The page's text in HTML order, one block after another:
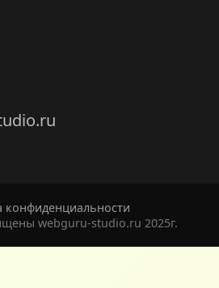
конфиденциальности
webguru-studio.ru 2025г.